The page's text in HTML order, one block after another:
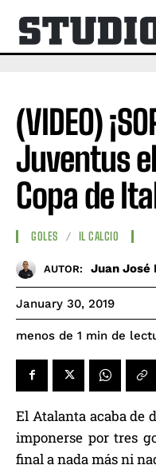
(VIDEO)
Juventus
Copa de
GOLES IL CALCIO
AUTOR: Juan José
January 30, 2019
menos de 1 min de
El Atalanta acaba de
imponerse por tres
final a nada más ni